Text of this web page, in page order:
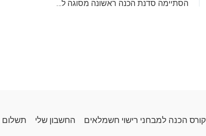
הסתיימה סדנת הכנה ראשונה מסוגה למבחני רישוי חשמלאים למהנדסים בוגרי אפקה
קורס הכנה למבחני רישוי חשמלאים החשבון שלי תשלום